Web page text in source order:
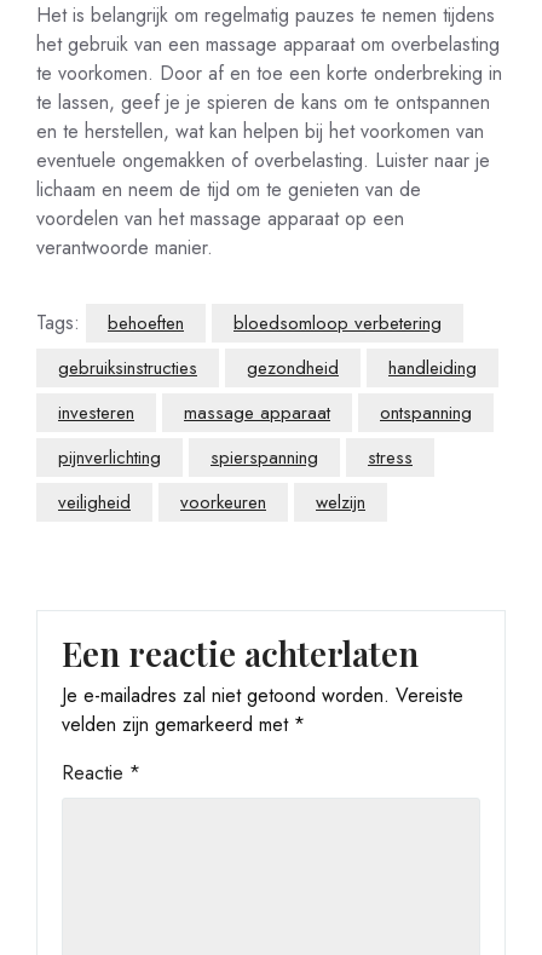
Het is belangrijk om regelmatig pauzes te nemen tijdens
het gebruik van een massage apparaat om overbelasting
te voorkomen. Door af en toe een korte onderbreking in
te lassen, geef je je spieren de kans om te ontspannen
en te herstellen, wat kan helpen bij het voorkomen van
eventuele ongemakken of overbelasting. Luister naar je
lichaam en neem de tijd om te genieten van de
voordelen van het massage apparaat op een
verantwoorde manier.
Tags: behoeften
bloedsomloop verbetering
gebruiksinstructies
gezondheid
handleiding
investeren
massage apparaat
ontspanning
pijnverlichting
spierspanning
stress
veiligheid
voorkeuren welzijn
Een reactie achterlaten
Je e-mailadres zal niet getoond worden. Vereiste
velden zijn gemarkeerd met *
Reactie *